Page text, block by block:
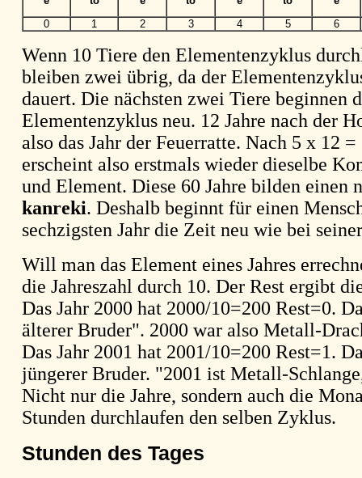
0
1 2 3 4 5 6
Wenn 10 Tiere den Elementenzyklus
bleiben zwei übrig, da der
dauert. Die nächsten zwei Tiere beginnen
Elementenzyklus neu. 12 Jahre nach der
also das Jahr der Feuerratte. Nach 5 x 12 =
erscheint also erstmals wieder dieselbe
und Element. Diese 60 Jahre bilden einen
kanreki. Deshalb beginnt für einen
sechzigsten Jahr die Zeit neu wie bei
Will man das Element eines Jahres
die Jahreszahl durch 10. Der Rest ergibt
Das Jahr 2000 hat 2000/10=200 Rest=0.
älterer Bruder". 2000 war also Metall-
Das Jahr 2001 hat 2001/10=200 Rest=1.
jüngerer Bruder. "2001 ist Metall-
Nicht nur die Jahre, sondern auch die
Stunden durchlaufen den selben Zyklus.
Stunden des Tages